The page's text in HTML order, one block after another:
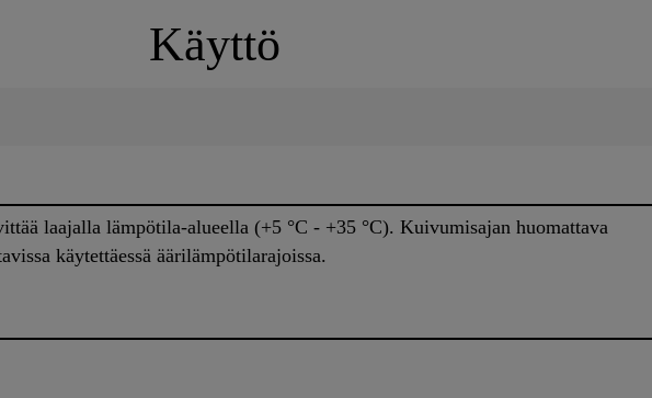
Käyttö
laajalla lämpötila-alueella (+5 °C - +35 °C). Kuivumisajan huomattava
käytettäessä äärilämpötilarajoissa.